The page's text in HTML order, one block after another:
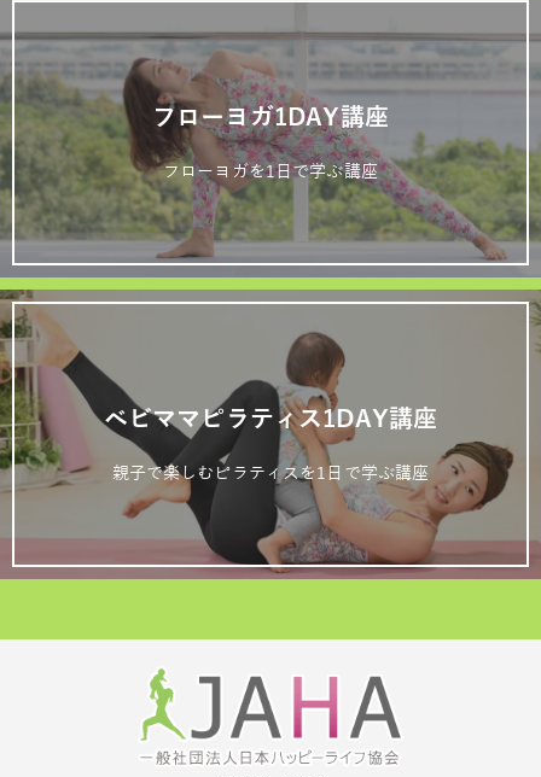
フローヨガ1DAY講座
フローヨガを1日で学ぶ講座
ベビママピラティス1DAY講座
親子で楽しむピラティスを1日で学ぶ講座